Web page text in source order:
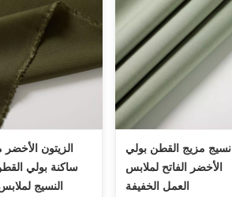
الزيتون
ساكنة بولي
النسيج
نسيج مزيج القطن بولي
الأخضر الفاتح لملابس
العمل الخفيفة